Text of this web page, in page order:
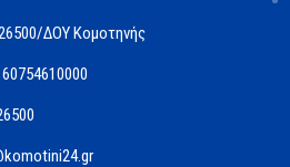
ΔOΥ Κομοτηνής